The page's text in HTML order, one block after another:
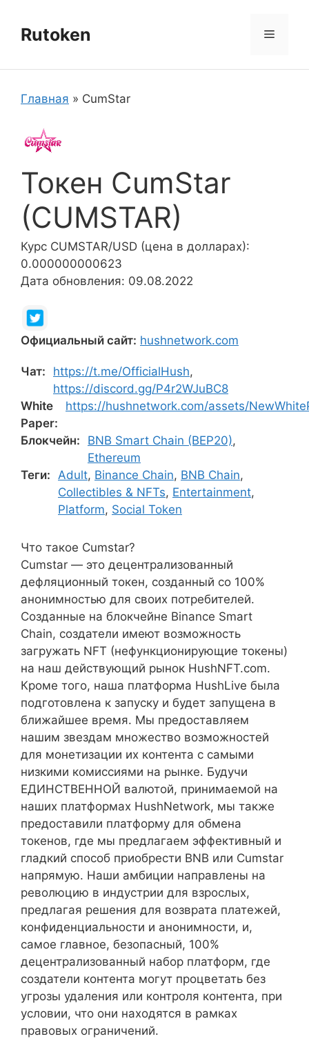
содержимому
Rutoken Меню
Главная » CumStar
Токен CumStar
(CUMSTAR)
Курс CUMSTAR/USD (цена в долларах):
0.000000000623
Дата обновления: 09.08.2022
Официальный сайт: hushnetwork.com
Чат: https://t.me/OfficialHush,
https://discord.gg/P4r2WJuBC8
White
Paper:
https://hushnetwork.com/assets/
Блокчейн: BNB Smart Chain (BEP20),
Ethereum
Теги: Adult, Binance Chain, BNB Chain,
Collectibles & NFTs, Entertainment,
Platform, Social Token
Что такое Cumstar?
Cumstar — это децентрализованный
дефляционный токен, созданный со 100%
анонимностью для своих потребителей.
Созданные на блокчейне Binance Smart
Chain, создатели имеют возможность
загружать NFT (нефункционирующие токены)
на наш действующий рынок HushNFT.com.
Кроме того, наша платформа HushLive была
подготовлена к запуску и будет запущена в
ближайшее время. Мы предоставляем
нашим звездам множество возможностей
для монетизации их контента с самыми
низкими комиссиями на рынке. Будучи
ЕДИНСТВЕННОЙ валютой, принимаемой на
наших платформах HushNetwork, мы также
предоставили платформу для обмена
токенов, где мы предлагаем эффективный и
гладкий способ приобрести BNB или Cumstar
напрямую. Наши амбиции направлены на
революцию в индустрии для взрослых,
предлагая решения для возврата платежей,
конфиденциальности и анонимности, и,
самое главное, безопасный, 100%
децентрализованный набор платформ, где
создатели контента могут процветать без
угрозы удаления или контроля контента, при
условии, что они находятся в рамках
правовых ограничений.